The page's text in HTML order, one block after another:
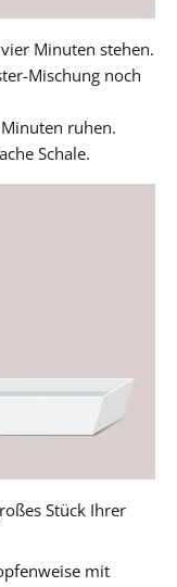
Minuten stehen.
Mischung noch
ruhen.
Schale.
Stück Ihrer
mit